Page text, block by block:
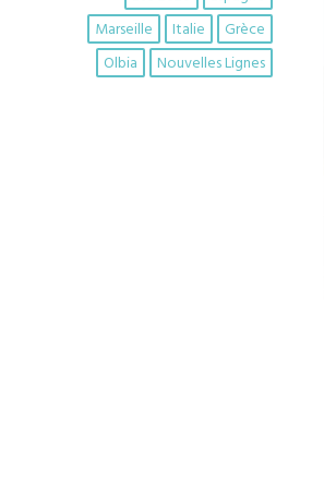
Grèce
Italie
Marseille
Nouvelles Lignes
Olbia